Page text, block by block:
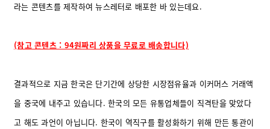
라는 콘텐츠를 제작하여 뉴스레터로 배포한 바 있는데요.
(참고 콘텐츠 : 94원짜리 상품을 무료로 배송합니다)
결과적으로 지금 한국은 단기간에 상당한 시장점유율과 이커머스 거래액
을 중국에 내주고 있습니다. 한국의 모든 유통업체들이 직격탄을 맞았다
고 해도 과언이 아닙니다. 한국이 역직구를 활성화하기 위해 만든 통관이